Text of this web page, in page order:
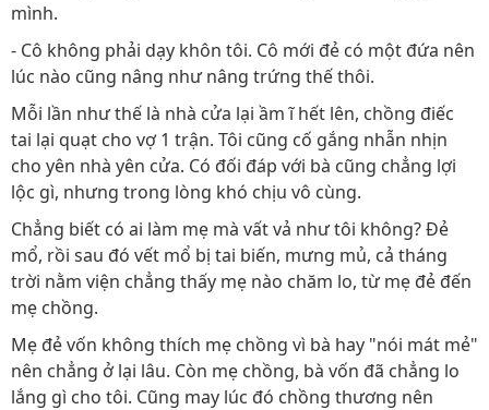
mình.
- Cô không phải dạy khôn tôi. Cô mới đẻ có một đứa nên
lúc nào cũng nâng như nâng trứng thế thôi.
Mỗi lần như thế là nhà cửa lại ầm ĩ hết lên, chồng điếc
tai lại quạt cho vợ 1 trận. Tôi cũng cố gắng nhẫn nhịn
cho yên nhà yên cửa. Có đối đáp với bà cũng chẳng lợi
lộc gì, nhưng trong lòng khó chịu vô cùng.
Chẳng biết có ai làm mẹ mà vất vả như tôi không? Đẻ
mổ, rồi sau đó vết mổ bị tai biến, mưng mủ, cả tháng
trời nằm viện chẳng thấy mẹ nào chăm lo, từ mẹ đẻ đến
mẹ chồng.
Mẹ đẻ vốn không thích mẹ chồng vì bà hay "nói mát mẻ"
nên chẳng ở lại lâu. Còn mẹ chồng, bà vốn đã chẳng lo
lắng gì cho tôi. Cũng may lúc đó chồng thương nên